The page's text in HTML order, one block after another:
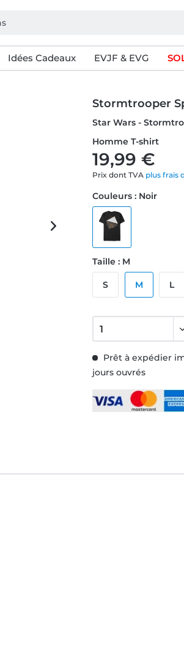
Idées Cadeaux EVJF & EVG
Stormtrooper
Star Wars -
Homme T-shirt
19,99 €
Prix dont TVA plus frais
Prêt à expédier
jours ouvrés
Couleurs : Noir
Taille : M
S M L